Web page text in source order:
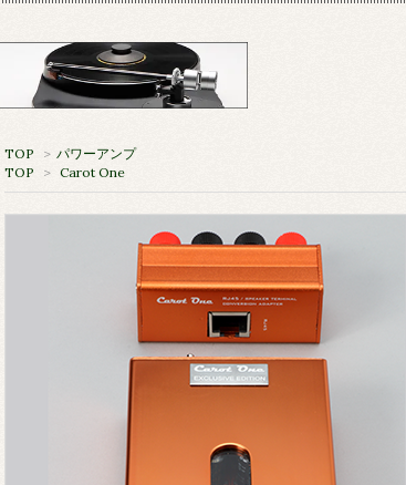
TOP > パワーアンプ
TOP
> Carot One